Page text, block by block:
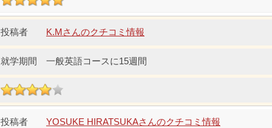
K.Mさんのクチコミ情報
一般英語コースに15週間
YOSUKE HIRATSUKAさんのクチコミ情報